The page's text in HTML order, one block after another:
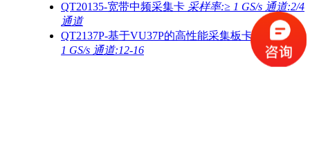
QT20135-宽带中频采集卡 采样率:≥ 1 GS/s 通道:2/4
通道
QT2137P-基于VU37P的高性能采集板卡
采样率:≥
1 GS/s 通道:12-16